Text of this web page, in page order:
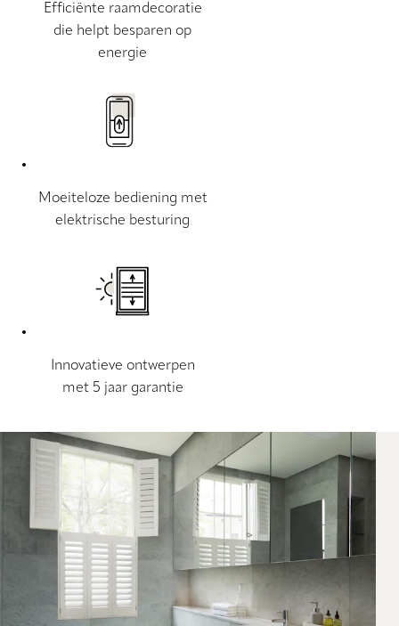
Efficiënte raamdecoratie
die helpt besparen op
energie
Moeiteloze bediening met
elektrische besturing
Innovatieve ontwerpen
met 5 jaar garantie